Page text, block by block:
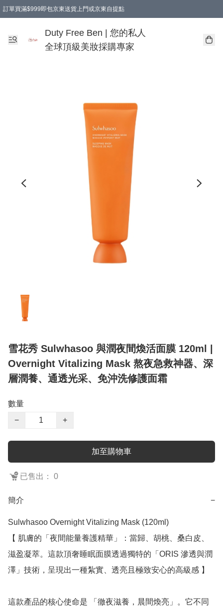
訂單買滿$999即包京東送貨上門或京東自提點
Duty Free Ben | 您的私人
全球頂級美妝採購專家
雪花秀 Sulwhasoo 與潤夜間煥活面膜 120ml |
Overnight Vitalizing Mask 熬夜急救神器、深
層潤養、通透光采、免沖洗修護面霜
數量
−
+
加至購物車
已售出： 0
簡介 −
Sulwhasoo Overnight Vitalizing Mask (120ml)
【 肌膚的「夜間能量養護精華」：當歸、胡桃、桑白皮、
滋盈凝萃。這款頂奢睡眠面膜透過獨特的「ORIS 滲透與潤
澤」技術，呈現出一種紮實、透亮且極致安心的高級感 】
這款產品的核心使命是 「徹夜滋養，晨間煥亮」。它不同